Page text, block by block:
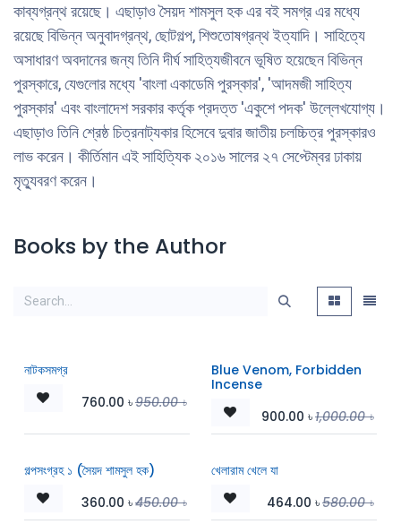
কাব্যগ্রন্থ রয়েছে। এছাড়াও সৈয়দ শামসুল হক এর বই সমগ্র এর মধ্যে
রয়েছে বিভিন্ন অনুবাদগ্রন্থ, ছোটগল্প, শিশুতোষগ্রন্থ ইত্যাদি। সাহিত্যে
অসাধারণ অবদানের জন্য তিনি দীর্ঘ সাহিত্যজীবনে ভূষিত হয়েছেন বিভিন্ন
পুরস্কারে, যেগুলোর মধ্যে 'বাংলা একাডেমি পুরস্কার', 'আদমজী সাহিত্য
পুরস্কার' এবং বাংলাদেশ সরকার কর্তৃক প্রদত্ত 'একুশে পদক' উল্লেখযোগ্য।
এছাড়াও তিনি শ্রেষ্ঠ চিত্রনাট্যকার হিসেবে দুবার জাতীয় চলচ্চিত্র পুরস্কারও
লাভ করেন। কীর্তিমান এই সাহিত্যিক ২০১৬ সালের ২৭ সেপ্টেম্বর ঢাকায়
মৃত্যুবরণ করেন।
Books by the Author
নাটকসমগ্র
760.00 ৳950.00৳
Blue Venom, Forbidden
Incense
900.00 ৳1,000.00৳
গল্পসংগ্রহ ১ (সৈয়দ শামসুল হক)
360.00 ৳450.00৳
খেলারাম খেলে যা
464.00 ৳580.00৳